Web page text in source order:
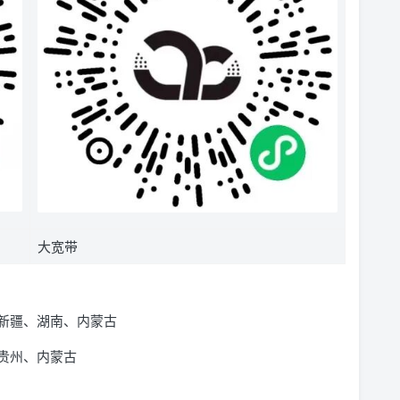
大宽带
疆、湖南、内蒙古
州、内蒙古